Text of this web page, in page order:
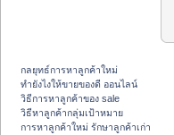
กลยุทธ์การหาลูกค้าใหม่
ทํายังไงให้ขายของดี ออนไลน์
วิธีการหาลูกค้าของ sale
วิธีหาลูกค้ากลุ่มเป้าหมาย
การหาลูกค้าใหม่ รักษาลูกค้าเก่า